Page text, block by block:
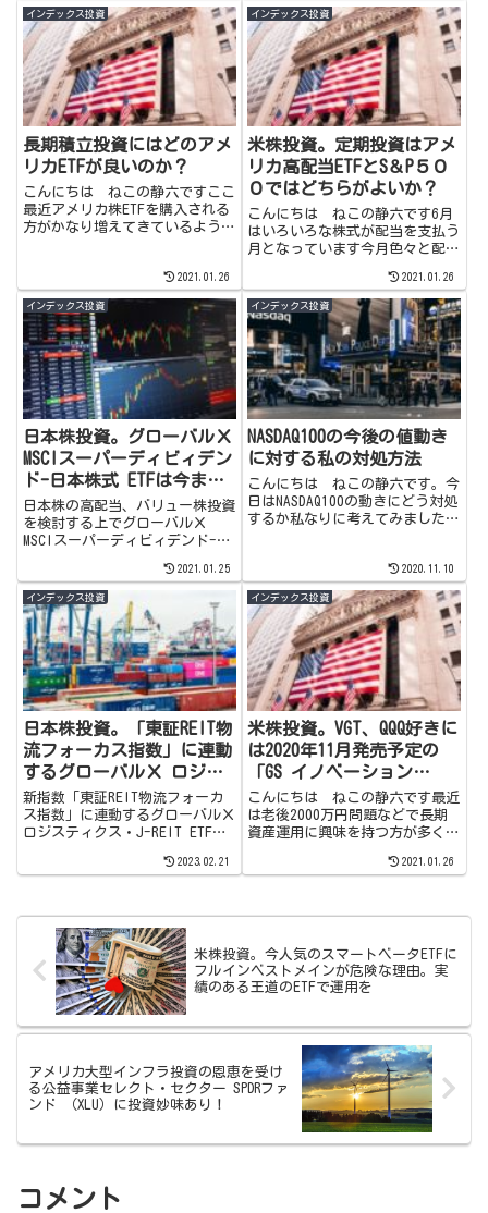
非覗いてみてください。
ETF（XLU）の投資妙味について
記事を書きました。
インデックス投資
長期積立投資にはどのアメ
リカETFが良いのか？
こんにちは ねこの静六ですここ
最近アメリカ株ETFを購入される
方がかなり増えてきているように
響を与えているように思います今
日は日本でも人気のETFIVV(S＆
P500指数連動のET...
2021.01.26
インデックス投資
米株投資。定期投資はアメ
リカ高配当ETFとS＆P５０
０ではどちらがよいか？
こんにちは ねこの静六です6月
はいろいろな株式が配当を支払う
月となっています今月色々と配当
配当ETFとS＆P500ETFとでは定期
投資の場合どちらがパフォーマン
スが高いのか？気になり調べてみ
ました私の保有するE...
2021.01.26
インデックス投資
日本株投資。グローバルＸ
MSCIスーパーディビィデン
ド-日本株式 ETFは今まで
に無い面白い高配当ETF。
日本株の高配当、バリュー株投資
を検討する上でグローバルＸ
MSCIスーパーディビィデンド-日
事にしました。2020年後半の上
昇相場に出遅れたバリュー株が詰
まった、バリュー投資家にはとて
も興味をそそられるETFになって
います。
2021.01.25
インデックス投資
NASDAQ100の今後の値動き
に対する私の対処方法
こんにちは ねこの静六です。今
日はNASDAQ100の動きにどう対処
するか私なりに考えてみました。
株価が上昇していたハイテク株を
中心としたNASDAQ100が急落しま
した。...
2020.11.10
インデックス投資
日本株投資。「東証REIT物
流フォーカス指数」に連動
するグローバルＸ ロジス
ティクス・J-REIT
ETF（2565）はコロナ禍で
も強い高い成長性を示した
新たなアイデア商品
新指数「東証REIT物流フォーカ
ス指数」に連動するグローバルＸ
ロジスティクス・J-REIT ETFを
ス・住居・ホテル特化REITより
REIT。ETFの内容などの説明も書
きましたので、興味のある方はど
うぞ覗いてみてください。
2023.02.21
インデックス投資
米株投資。VGT、QQQ好きに
は2020年11月発売予定の
「GS イノベーション
ETF」も今後注目してもよ
いかも
こんにちは ねこの静六です最近
は老後2000万円問題などで長期
資産運用に興味を持つ方が多くな
行っている方がかなり増えてきて
ード・トータル・ワールド・...
2021.01.26
米株投資。今人気のスマートベータETFに
フルインベストメインが危険な理由。実
績のある王道のETFで運用を
アメリカ大型インフラ投資の恩恵を受け
る公益事業セレクト・セクター SPDRファ
ンド （XLU）に投資妙味あり！
コメント